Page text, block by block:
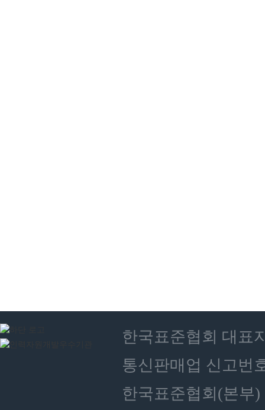
한국표준협회 대표
통신판매업 신고번
한국표준협회(본부